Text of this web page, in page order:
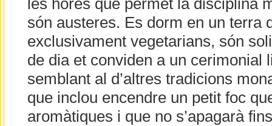
les hores que permet la disciplina
són austeres. Es dorm en un terra
exclusivament vegetarians, són
de dia et conviden a un cerimonial
semblant al d’altres tradicions
que inclou encendre un petit foc
aromàtiques i que no s’apagarà